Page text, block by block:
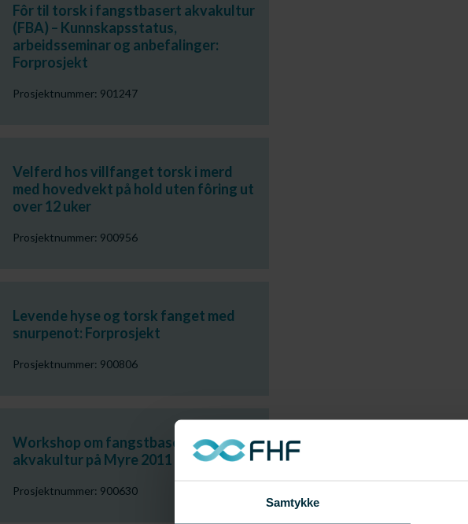
Samtykke
Fôr til torsk i fangstbasert akvakultur
(FBA) – Kunnskapsstatus,
arbeidsseminar og anbefalinger:
Forprosjekt
Prosjektnummer: 901247
Velferd hos villfanget torsk i merd
med hovedvekt på hold uten fôring ut
over 12 uker
Prosjektnummer: 900956
Levende hyse og torsk fanget med
snurpenot: Forprosjekt
Prosjektnummer: 900806
Workshop om fangstbasert
akvakultur på Myre 2011
Prosjektnummer: 900630